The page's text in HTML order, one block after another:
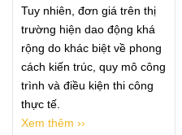
Tuy nhiên, đơn giá trên thị
trường hiện dao động khá
rộng do khác biệt về phong
cách kiến trúc, quy mô công
trình và điều kiện thi công
thực tế.
Xem thêm ››